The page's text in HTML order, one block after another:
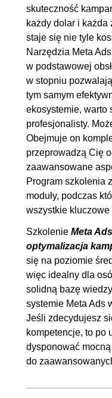
3.1. Podsumowanie
skuteczność
każdy dolar i każda
staje się nie tyle
Narzędzia Meta
w podstawowej
w stopniu
tym samym
ekosystemie, warto
profesjonalisty.
Obejmuje on
przeprowadzą Cię
zaawansowane
Program szkolenia
moduły, podczas
wszystkie kluczowe
Szkolenie Meta
optymalizacja
się na poziomie
więc idealny dla
solidną bazę
systemie Meta Ads
Jeśli zdecydujesz
kompetencje, to po
dysponować
do